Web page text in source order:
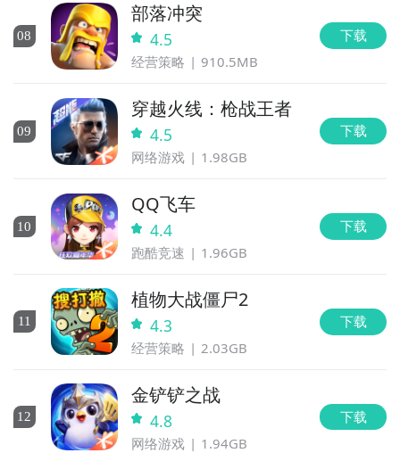
08
部落冲突
4.5
经营策略 910.5MB
下载
09
穿越火线：枪战王者
4.5
网络游戏 1.98GB
下载
10
QQ飞车
4.4
跑酷竞速 1.96GB
下载
11
植物大战僵尸2
4.3
经营策略 2.03GB
下载
12
金铲铲之战
4.8
网络游戏 1.94GB
下载